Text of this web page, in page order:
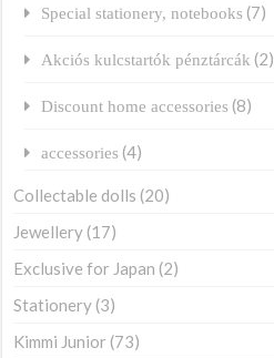
Special stationery, notebooks (7)
Akciós kulcstartók pénztárcák (2)
Discount home accessories (8)
accessories (4)
Collectable dolls (20)
Jewellery (17)
Exclusive for Japan (2)
Stationery (3)
Kimmi Junior (73)